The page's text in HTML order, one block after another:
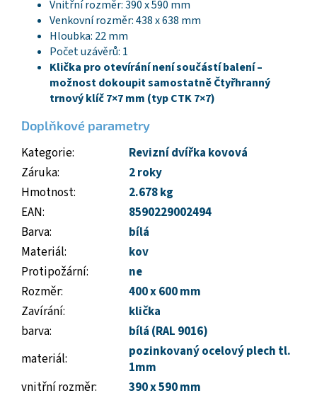
Vnitřní rozměr: 390 x 590 mm
Venkovní rozměr: 438 x 638 mm
Hloubka: 22 mm
Počet uzávěrů: 1
Klička pro otevírání není součástí balení –
možnost dokoupit samostatně Čtyřhranný
trnový klíč 7×7 mm (typ CTK 7×7)
Doplňkové parametry
Kategorie:
Revizní dvířka kovová
Záruka:
2 roky
Hmotnost:
2.678 kg
EAN:
8590229002494
Barva:
bílá
Materiál:
kov
Protipožární:
ne
Rozměr:
400 x 600 mm
Zavírání:
klička
barva:
bílá (RAL 9016)
materiál:
pozinkovaný ocelový plech tl.
1mm
vnitřní rozměr:
390 x 590 mm